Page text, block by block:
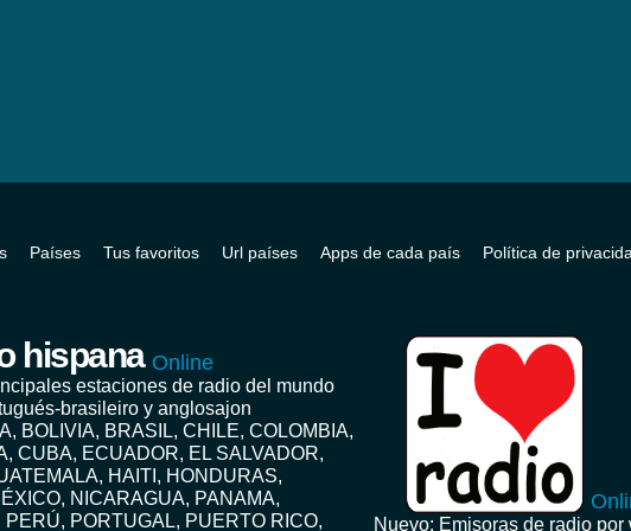
Países Tus favoritos Url países Apps de cada país Política de
hispana Online
estaciones de radio del mundo
brasileiro y anglosajon
BOLIVIA, BRASIL, CHILE, COLOMBIA,
CUBA, ECUADOR, EL SALVADOR,
HAITI, HONDURAS,
NICARAGUA, PANAMA,
PERÚ, PORTUGAL, PUERTO RICO,
Nuevo: Emisoras de radio